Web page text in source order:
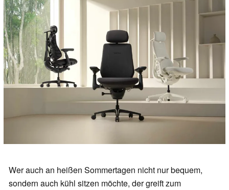
Wer auch an heißen Sommertagen nicht nur bequem,
sondern auch kühl sitzen möchte, der greift zum